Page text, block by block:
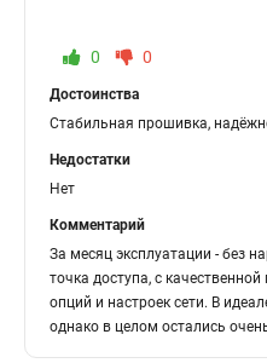
0 0
Достоинства
Стабильная прошивка,
Недостатки
Нет
Комментарий
За месяц эксплуатации - без
точка доступа, с
опций и настроек сети. В
однако в целом остались